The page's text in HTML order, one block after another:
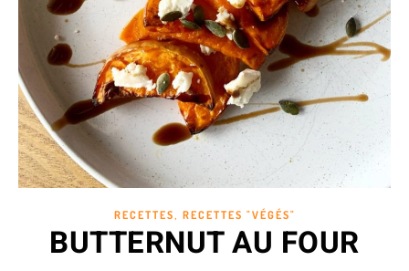
RECETTES , RECETTES "VÉGÉS"
BUTTERNUT AU FOUR